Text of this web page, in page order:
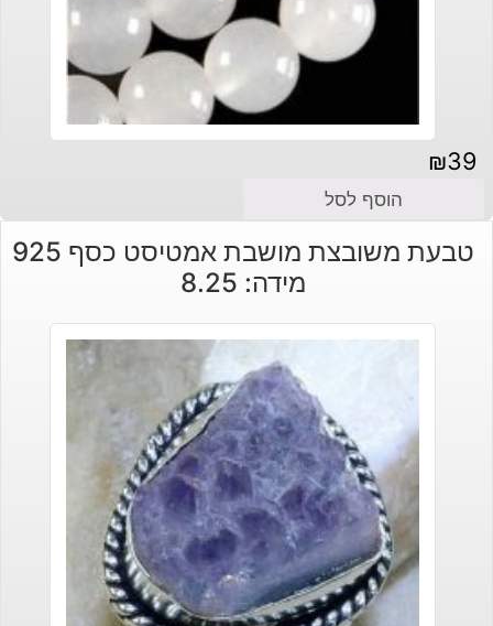
₪39
הוסף לסל
טבעת משובצת מושבת אמטיסט כסף 925
מידה: 8.25